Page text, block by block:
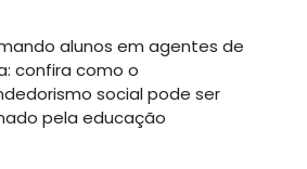
alunos em agentes de
confira como o
social pode ser
pela educação